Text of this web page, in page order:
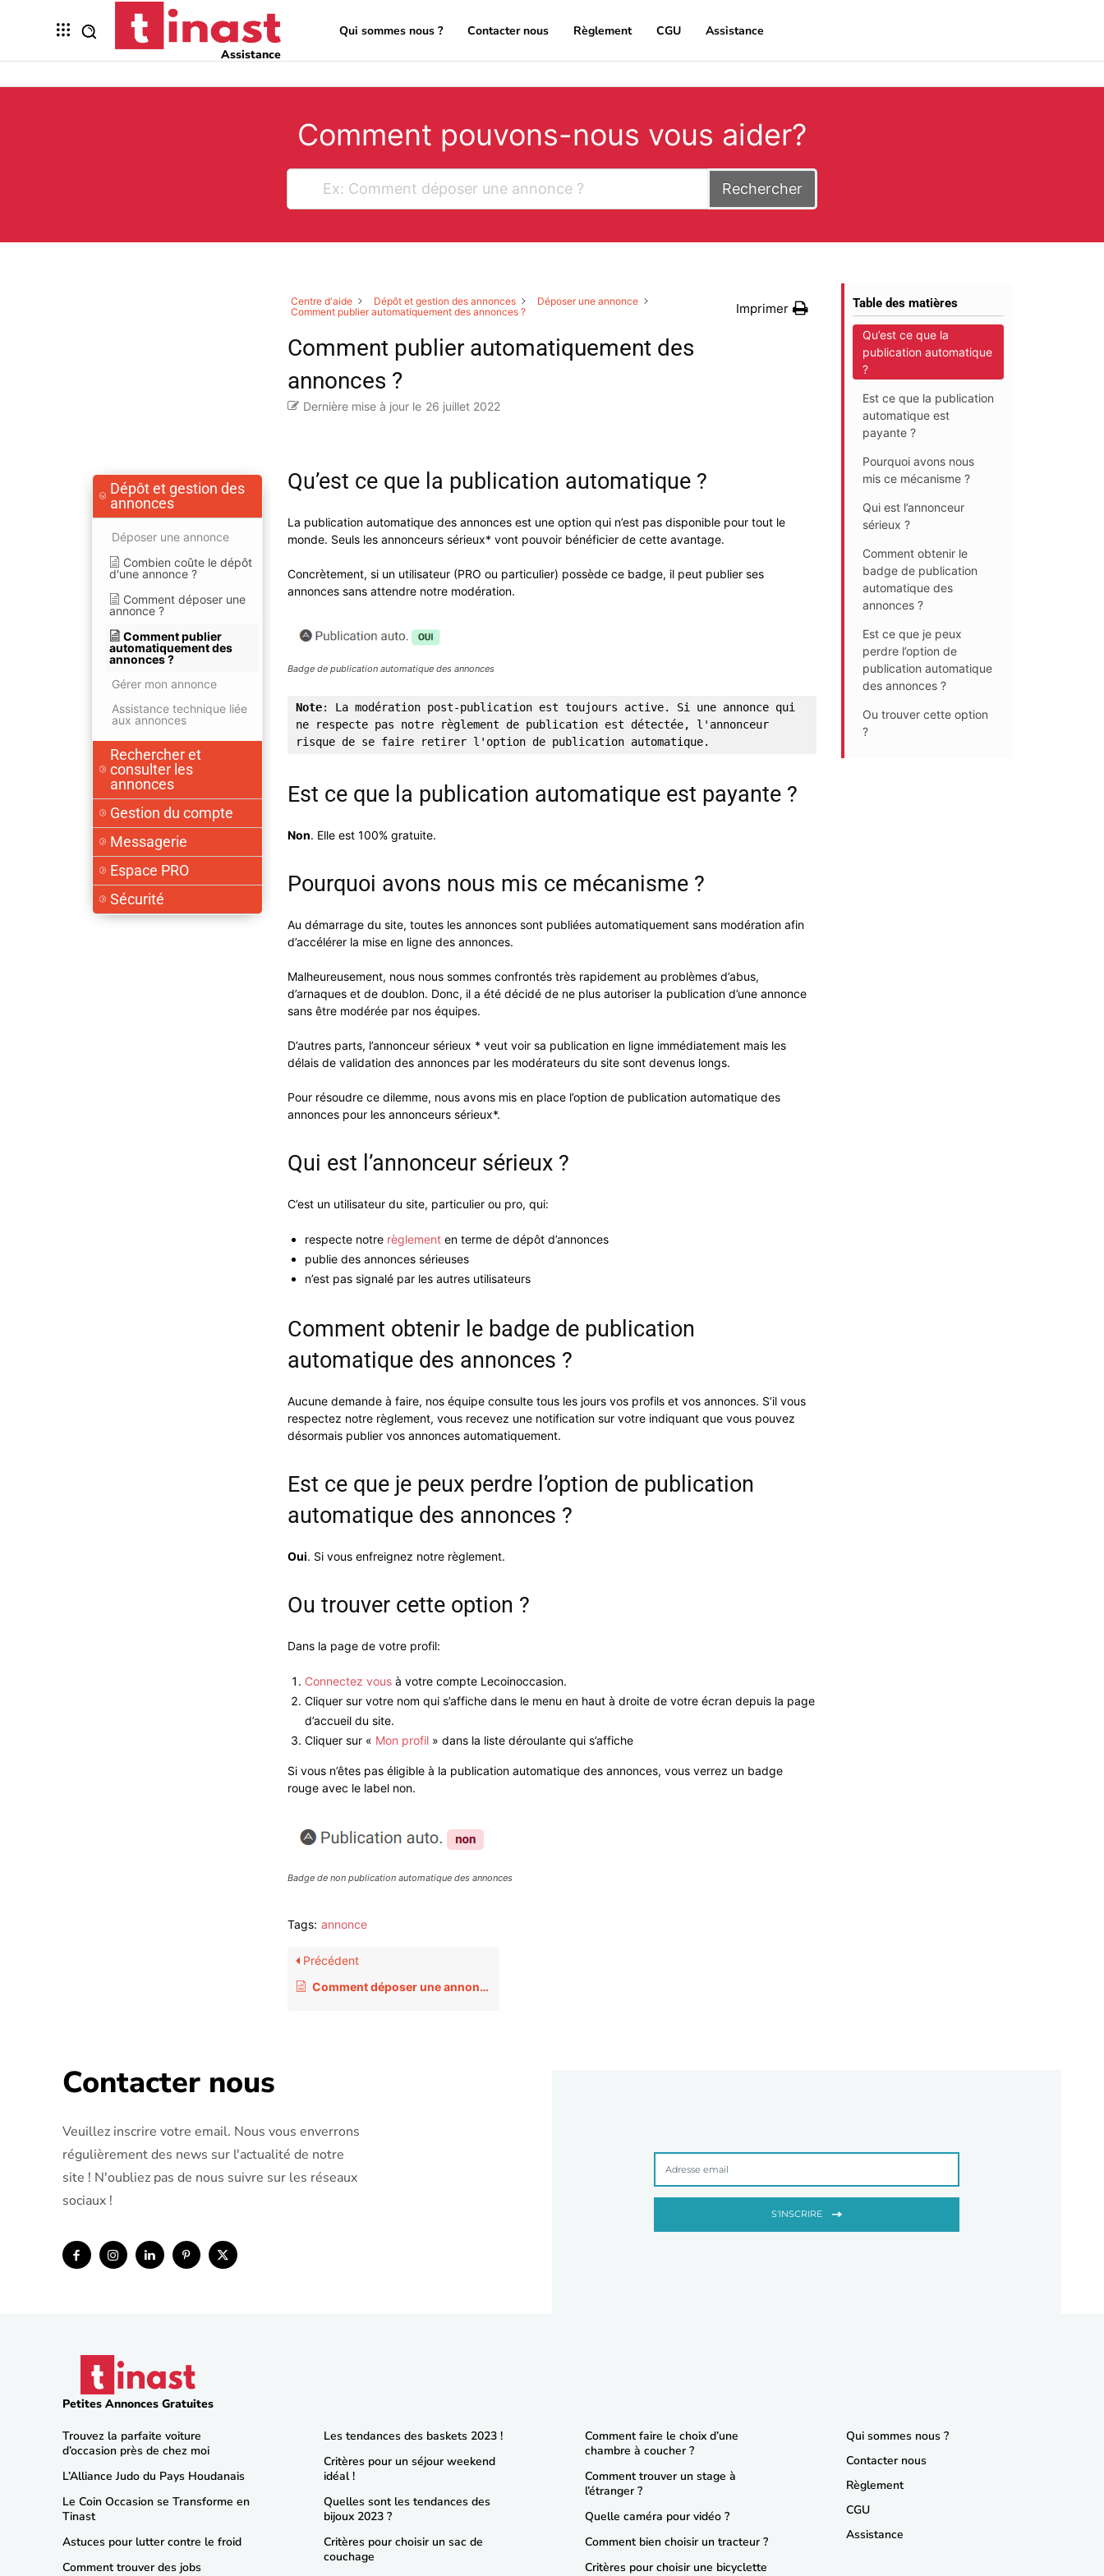
Assistance
Qui sommes nous ? Contacter nous Règlement CGU Assistance
Comment pouvons-nous vous aider?
Rechercher
Dépôt et gestion des
annonces
Déposer une annonce
Combien coûte le dépôt
d'une annonce ?
Comment déposer une
annonce ?
Comment publier
automatiquement des
annonces ?
Gérer mon annonce
Assistance technique liée
aux annonces
Rechercher et
consulter les
annonces
Gestion du compte
Messagerie
Espace PRO
Sécurité
Centre d'aide Dépôt et gestion des annonces
Déposer une annonce
Comment publier automatiquement des annonces ?
Imprimer
Comment publier automatiquement des
annonces ?
Dernière mise à jour le 26 juillet 2022
Qu’est ce que la publication automatique ?
La publication automatique des annonces est une option qui n’est pas disponible pour tout le
monde. Seuls les annonceurs sérieux* vont pouvoir bénéficier de cette avantage.
Concrètement, si un utilisateur (PRO ou particulier) possède ce badge, il peut publier ses
annonces sans attendre notre modération.
Badge de publication automatique des annonces
Note: La modération post-publication est toujours active. Si une annonce qui
ne respecte pas notre règlement de publication est détectée, l'annonceur
risque de se faire retirer l'option de publication automatique.
Est ce que la publication automatique est payante ?
Non. Elle est 100% gratuite.
Pourquoi avons nous mis ce mécanisme ?
Au démarrage du site, toutes les annonces sont publiées automatiquement sans modération afin
d’accélérer la mise en ligne des annonces.
Malheureusement, nous nous sommes confrontés très rapidement au problèmes d’abus,
d’arnaques et de doublon. Donc, il a été décidé de ne plus autoriser la publication d’une annonce
sans être modérée par nos équipes.
D’autres parts, l’annonceur sérieux * veut voir sa publication en ligne immédiatement mais les
délais de validation des annonces par les modérateurs du site sont devenus longs.
Pour résoudre ce dilemme, nous avons mis en place l’option de publication automatique des
annonces pour les annonceurs sérieux*.
Qui est l’annonceur sérieux ?
C’est un utilisateur du site, particulier ou pro, qui:
respecte notre règlement en terme de dépôt d’annonces
publie des annonces sérieuses
n’est pas signalé par les autres utilisateurs
Comment obtenir le badge de publication
automatique des annonces ?
Aucune demande à faire, nos équipe consulte tous les jours vos profils et vos annonces. S’il vous
respectez notre règlement, vous recevez une notification sur votre indiquant que vous pouvez
désormais publier vos annonces automatiquement.
Est ce que je peux perdre l’option de publication
automatique des annonces ?
Oui. Si vous enfreignez notre règlement.
Ou trouver cette option ?
Dans la page de votre profil:
Connectez vous à votre compte Lecoinoccasion.
Cliquer sur votre nom qui s’affiche dans le menu en haut à droite de votre écran depuis la page
d’accueil du site.
Cliquer sur « Mon profil » dans la liste déroulante qui s’affiche
Si vous n’êtes pas éligible à la publication automatique des annonces, vous verrez un badge
rouge avec le label non.
Badge de non publication automatique des annonces
Tags: annonce
Précédent
Comment déposer une annonce ?
Table des matières
Qu’est ce que la
publication automatique
?
Est ce que la publication
automatique est
payante ?
Pourquoi avons nous
mis ce mécanisme ?
Qui est l’annonceur
sérieux ?
Comment obtenir le
badge de publication
automatique des
annonces ?
Est ce que je peux
perdre l’option de
publication automatique
des annonces ?
Ou trouver cette option
?
Contacter nous
Veuillez inscrire votre email. Nous vous enverrons
régulièrement des news sur l'actualité de notre
site ! N'oubliez pas de nous suivre sur les réseaux
sociaux !
S'INSCRIRE
Petites Annonces Gratuites
Trouvez la parfaite voiture
d’occasion près de chez moi
L’Alliance Judo du Pays Houdanais
Le Coin Occasion se Transforme en
Tinast
Astuces pour lutter contre le froid
Comment trouver des jobs
Les tendances des baskets 2023 !
Critères pour un séjour weekend
idéal !
Quelles sont les tendances des
bijoux 2023 ?
Critères pour choisir un sac de
couchage
Comment faire le choix d’une
chambre à coucher ?
Comment trouver un stage à
l’étranger ?
Quelle caméra pour vidéo ?
Comment bien choisir un tracteur ?
Critères pour choisir une bicyclette
Qui sommes nous ?
Contacter nous
Règlement
CGU
Assistance